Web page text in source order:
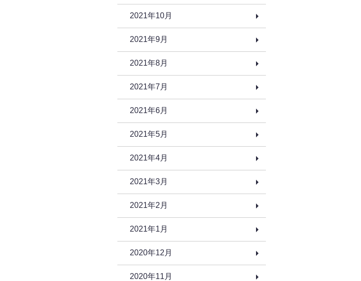
2021年10月
2021年9月
2021年8月
2021年7月
2021年6月
2021年5月
2021年4月
2021年3月
2021年2月
2021年1月
2020年12月
2020年11月